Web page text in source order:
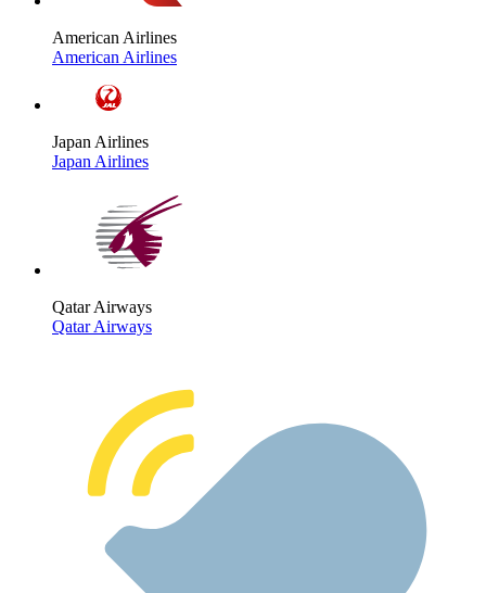
American Airlines
American Airlines
Japan Airlines
Japan Airlines
Qatar Airways
Qatar Airways